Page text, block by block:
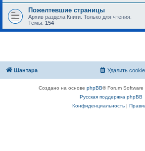
Пожелтевшие страницы
Архив раздела Книги. Только для чтения.
Темы: 154
Шантара Удалить
Создано на основе phpBB® Forum
Русская поддержка phpBB
Конфиденциальность|